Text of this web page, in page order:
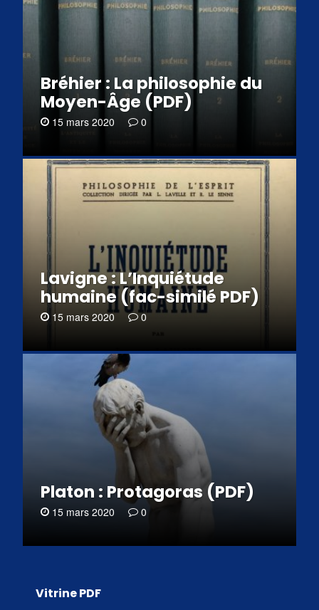
Bréhier : La philosophie du
Moyen-Âge (PDF)
15 mars 2020 0
Lavigne : L’Inquiétude
humaine (fac-similé PDF)
15 mars 2020 0
Platon : Protagoras (PDF)
15 mars 2020 0
Vitrine PDF